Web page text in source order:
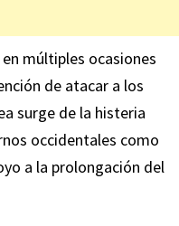
múltiples ocasiones
de atacar a los
surge de la histeria
occidentales como
a la prolongación del